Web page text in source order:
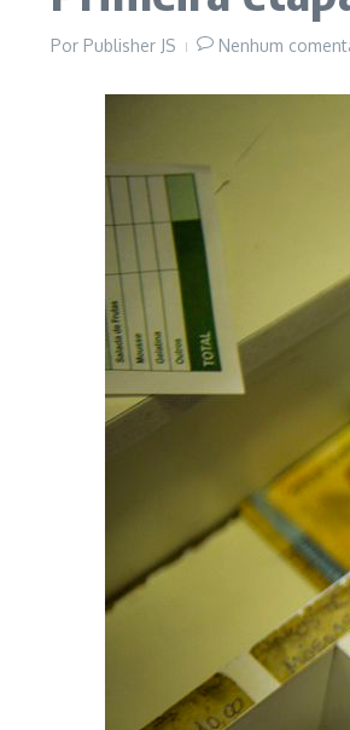
Por Publisher JS Nenhum